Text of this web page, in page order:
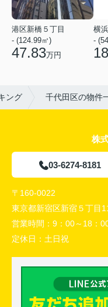
港区新橋５丁目
- (124.99㎡)
47.83万円
-
ング 千代田区の物件
株
03-6274-8181
〒160-0022
東京都新宿区新宿５丁目
営業時間： 9：00～18：
定休日： 土日祝